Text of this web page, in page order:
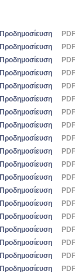
Προδημοσίευση PDF
Προδημοσίευση PDF
Προδημοσίευση PDF
Προδημοσίευση PDF
Προδημοσίευση PDF
Προδημοσίευση PDF
Προδημοσίευση PDF
Προδημοσίευση PDF
Προδημοσίευση PDF
Προδημοσίευση PDF
Προδημοσίευση PDF
Προδημοσίευση PDF
Προδημοσίευση PDF
Προδημοσίευση PDF
Προδημοσίευση PDF
Προδημοσίευση PDF
Προδημοσίευση PDF
Προδημοσίευση PDF
Προδημοσίευση PDF